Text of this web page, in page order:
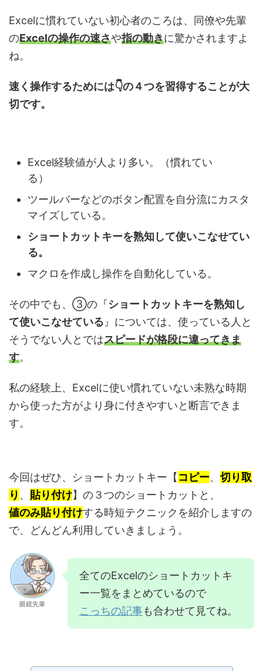
c
e
o
o
ai
l
e x.
n
h
o
M
ai
l
Excelに慣れていない初心者のころは、同僚や先輩
のExcelの操作の速さや指の動きに驚かされますよ
ね。
速く操作するためには👇の４つを習得することが大
切です。
Excel経験値が人より多い。（慣れてい
る）
ツールバーなどのボタン配置を自分流にカスタ
マイズしている。
ショートカットキーを熟知して使いこなせてい
る。
マクロを作成し操作を自動化している。
その中でも、③の『ショートカットキーを熟知し
て使いこなせている 』については、使っている人と
そうでない人とではスピードが格段に違ってきま
す。
私の経験上、Excelに使い慣れていない未熟な時期
から使った方がより身に付きやすいと断言できま
す。
今回はぜひ、ショートカットキー【 コピー、 切り取
り 、 貼り付け】の３つのショートカットと、
値のみ貼り付けする時短テクニックを紹介しますの
で、どんどん利用していきましょう。
眼鏡先輩
全てのExcelのショートカットキ
ー一覧をまとめているので
こっちの記事も合わせて見てね。